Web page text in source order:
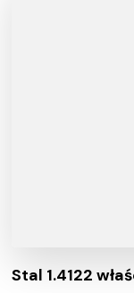
Stal 1.4122